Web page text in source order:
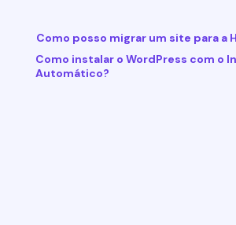
Como posso migrar um site para a
Como instalar o WordPress com o
Automático?